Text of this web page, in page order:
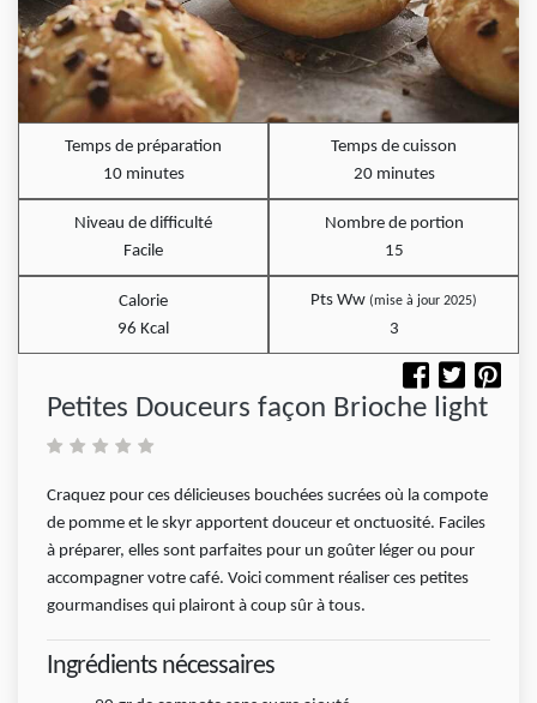
Temps de préparation
10 minutes
Temps de cuisson
20 minutes
Niveau de difficulté
Facile
Nombre de portion
15
Calorie
96 Kcal
Pts Ww (mise à jour 2025)
3
Petites Douceurs façon Brioche light
Craquez pour ces délicieuses bouchées sucrées où la compote
de pomme et le skyr apportent douceur et onctuosité. Faciles
à préparer, elles sont parfaites pour un goûter léger ou pour
accompagner votre café. Voici comment réaliser ces petites
gourmandises qui plairont à coup sûr à tous.
Ingrédients nécessaires